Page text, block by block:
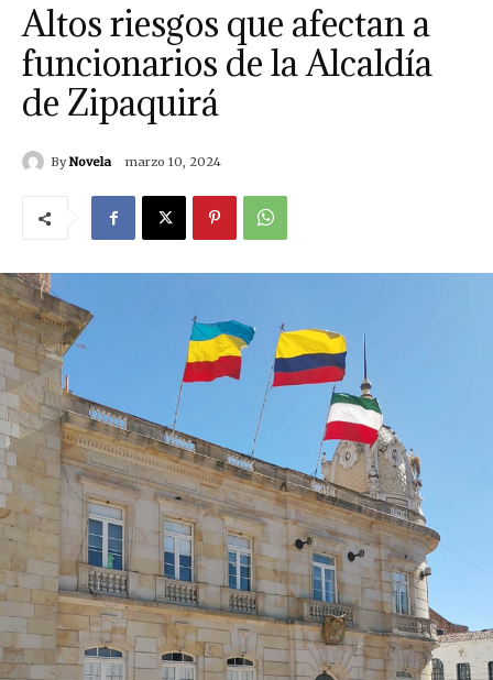
Altos riesgos que afectan a
funcionarios de la Alcaldía
de Zipaquirá
By Novela marzo 10, 2024